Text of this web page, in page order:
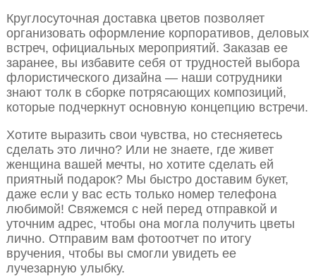
Круглосуточная доставка цветов позволяет
организовать оформление корпоративов, деловых
встреч, официальных мероприятий. Заказав ее
заранее, вы избавите себя от трудностей выбора
флористического дизайна — наши сотрудники
знают толк в сборке потрясающих композиций,
которые подчеркнут основную концепцию встречи.
Хотите выразить свои чувства, но стесняетесь
сделать это лично? Или не знаете, где живет
женщина вашей мечты, но хотите сделать ей
приятный подарок? Мы быстро доставим букет,
даже если у вас есть только номер телефона
любимой! Свяжемся с ней перед отправкой и
уточним адрес, чтобы она могла получить цветы
лично. Отправим вам фотоотчет по итогу
вручения, чтобы вы смогли увидеть ее
лучезарную улыбку.